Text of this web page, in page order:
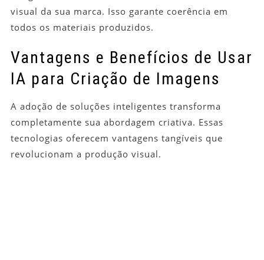
visual da sua marca. Isso garante coerência em
todos os materiais produzidos.
Vantagens e Benefícios de Usar
IA para Criação de Imagens
A adoção de soluções inteligentes transforma
completamente sua abordagem criativa. Essas
tecnologias oferecem vantagens tangíveis que
revolucionam a produção visual.